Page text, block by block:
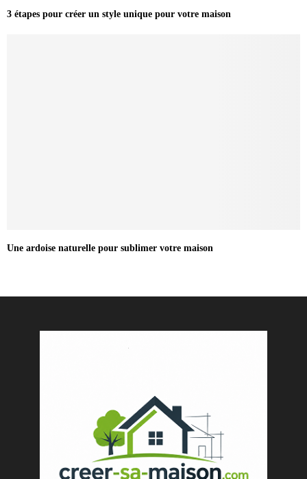
3 étapes pour créer un style unique pour votre maison
Une ardoise naturelle pour sublimer votre maison